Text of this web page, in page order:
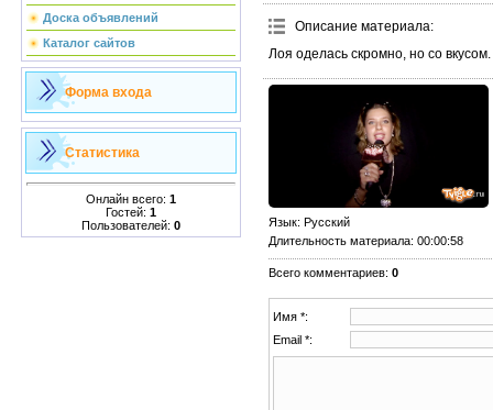
Доска объявлений
Каталог сайтов
Форма входа
Статистика
Онлайн всего: 1
Гостей: 1
Пользователей: 0
Описание материала:
Лоя оделась скромно, но со вкусом.
Язык: Русский
Длительность материала: 00:00:58
Всего комментариев: 0
Имя *:
Email *: